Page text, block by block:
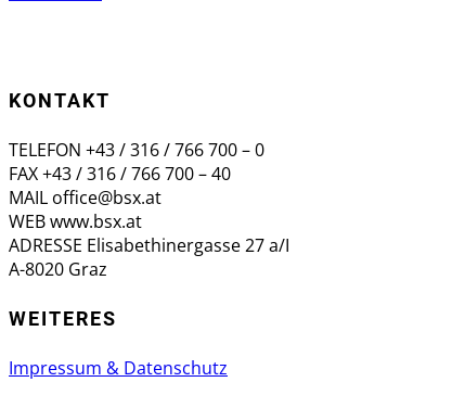
KONTAKT
TELEFON +43 / 316 / 766 700 – 0
FAX +43 / 316 / 766 700 – 40
MAIL office@bsx.at
WEB www.bsx.at
ADRESSE Elisabethinergasse 27 a/I
A-8020 Graz
WEITERES
Impressum & Datenschutz